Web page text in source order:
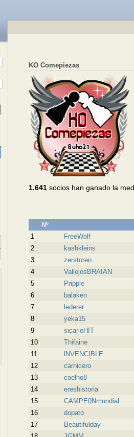
KO Comepiezas
1.641socios han ganado la
Nº
1
FreeWolf
2
kashkleins
3
zerstoren
4
VallejosBRAIAN
5
Pripple
6
balaken
7
lederer
8
yeka15
9
sicarioHIT
10
Thifaine
11
lNVENCIBLE
12
carnicero
13
coelho8
14
ereshistoria
15
CAMPE0Nmundial
16
dopato
17
Beautifulday